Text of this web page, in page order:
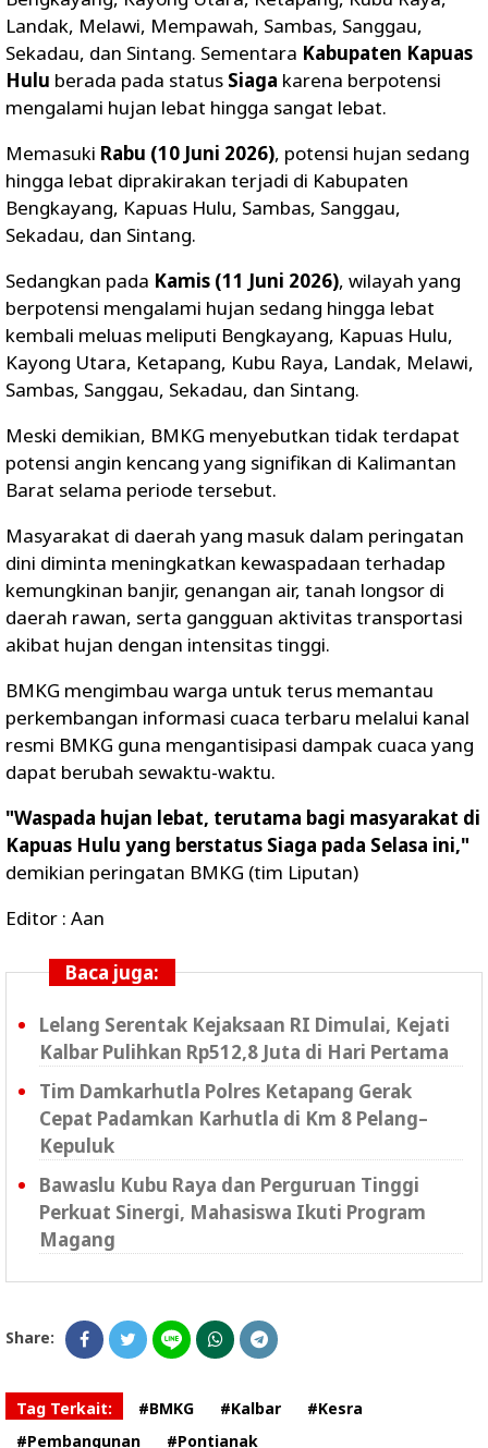
Landak, Melawi, Mempawah, Sambas, Sanggau,
Sekadau, dan Sintang. Sementara Kabupaten Kapuas
Hulu berada pada status Siaga karena berpotensi
mengalami hujan lebat hingga sangat lebat.
Memasuki Rabu (10 Juni 2026), potensi hujan sedang
hingga lebat diprakirakan terjadi di Kabupaten
Bengkayang, Kapuas Hulu, Sambas, Sanggau,
Sekadau, dan Sintang.
Sedangkan pada Kamis (11 Juni 2026), wilayah yang
berpotensi mengalami hujan sedang hingga lebat
kembali meluas meliputi Bengkayang, Kapuas Hulu,
Kayong Utara, Ketapang, Kubu Raya, Landak, Melawi,
Sambas, Sanggau, Sekadau, dan Sintang.
Meski demikian, BMKG menyebutkan tidak terdapat
potensi angin kencang yang signifikan di Kalimantan
Barat selama periode tersebut.
Masyarakat di daerah yang masuk dalam peringatan
dini diminta meningkatkan kewaspadaan terhadap
kemungkinan banjir, genangan air, tanah longsor di
daerah rawan, serta gangguan aktivitas transportasi
akibat hujan dengan intensitas tinggi.
BMKG mengimbau warga untuk terus memantau
perkembangan informasi cuaca terbaru melalui kanal
resmi BMKG guna mengantisipasi dampak cuaca yang
dapat berubah sewaktu-waktu.
"Waspada hujan lebat, terutama bagi masyarakat di
Kapuas Hulu yang berstatus Siaga pada Selasa ini,"
demikian peringatan BMKG (tim Liputan)
Editor : Aan
Baca juga:
Lelang Serentak Kejaksaan RI Dimulai, Kejati
Kalbar Pulihkan Rp512,8 Juta di Hari Pertama
Tim Damkarhutla Polres Ketapang Gerak
Cepat Padamkan Karhutla di Km 8 Pelang–
Kepuluk
Bawaslu Kubu Raya dan Perguruan Tinggi
Perkuat Sinergi, Mahasiswa Ikuti Program
Magang
Share:
Tag Terkait: #BMKG #Kalbar
#Kesra
#Pembangunan
#Pontianak